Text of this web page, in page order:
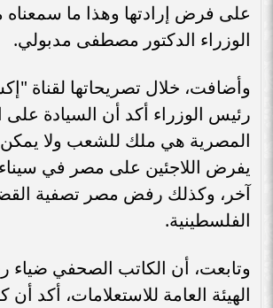
على فرض إرادتها وهذا ما
الوزراء الدكتور مصطفى مدبولي.
وأضافت، خلال تصريحاتها لقناة
رئيس الوزراء أكد أن السيادة على
المصرية هي ملك للشعب ولا يمكن
يفرض اللاجئين على مصر في
آخر، وكذلك رفض مصر تصفية
الفلسطينية.
وتابعت، أن الكاتب الصحفي
الهيئة العامة للاستعلامات، أكد أن